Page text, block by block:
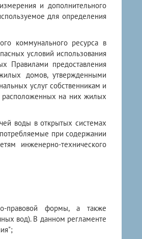
и дополнительного
для определения
коммунального ресурса в
условий использования
Правилами предоставления
домов, утвержденными
услуг собственникам и
расположенных на них жилых
воды в открытых системах
при содержании
инженерно-технического
правовой формы, а также
вод). В данном регламенте